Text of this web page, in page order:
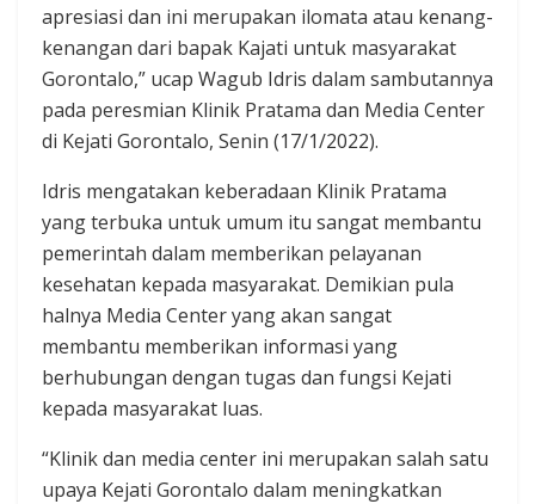
apresiasi dan ini merupakan ilomata atau kenang-
kenangan dari bapak Kajati untuk masyarakat
Gorontalo,” ucap Wagub Idris dalam sambutannya
pada peresmian Klinik Pratama dan Media Center
di Kejati Gorontalo, Senin (17/1/2022).
Idris mengatakan keberadaan Klinik Pratama
yang terbuka untuk umum itu sangat membantu
pemerintah dalam memberikan pelayanan
kesehatan kepada masyarakat. Demikian pula
halnya Media Center yang akan sangat
membantu memberikan informasi yang
berhubungan dengan tugas dan fungsi Kejati
kepada masyarakat luas.
“Klinik dan media center ini merupakan salah satu
upaya Kejati Gorontalo dalam meningkatkan